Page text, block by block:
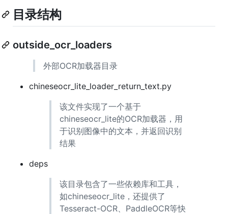
目录结构
outside_ocr_loaders
外部OCR加载器目录
chineseocr_lite_loader_return_text.py
该文件实现了一个基于
chineseocr_lite的OCR加载器，用
于识别图像中的文本，并返回识别
结果
deps
该目录包含了一些依赖库和工具，
如chineseocr_lite，还提供了
Tesseract-OCR、PaddleOCR等快